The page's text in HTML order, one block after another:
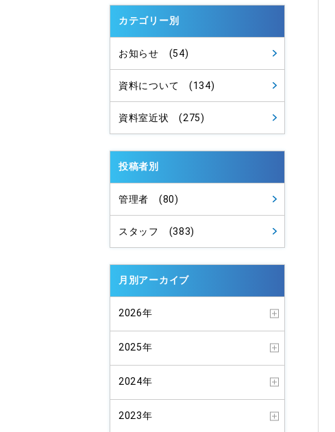
カテゴリー別
お知らせ (54)
資料について (134)
資料室近状 (275)
投稿者別
管理者 (80)
スタッフ (383)
月別アーカイブ
2026年
2025年
2024年
2023年